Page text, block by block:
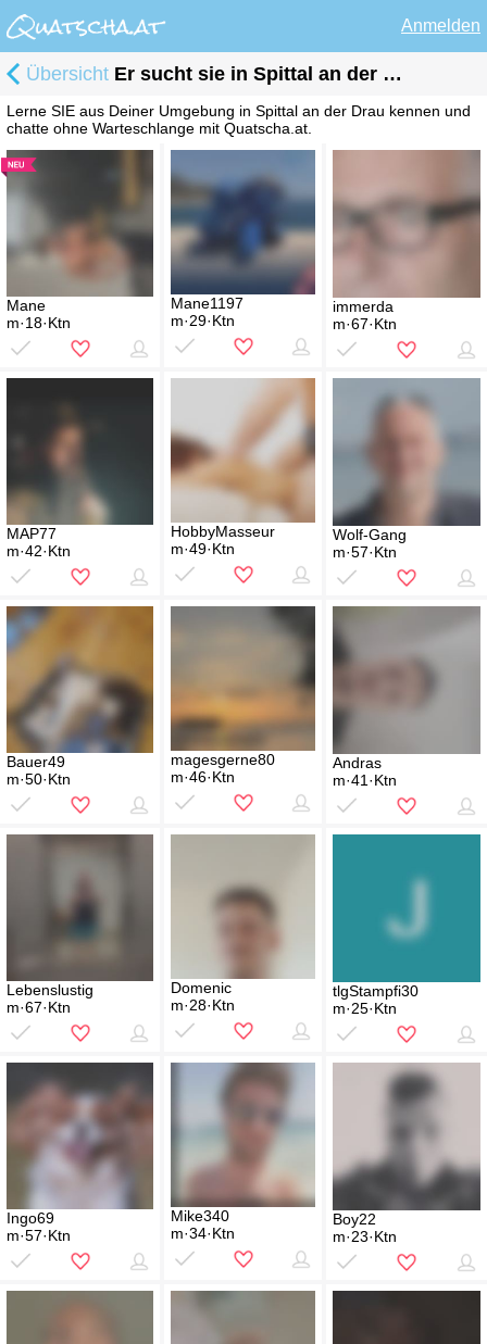
Anmelden
Übersicht Er sucht sie in Spittal an der Drau
Lerne SIE aus Deiner Umgebung in Spittal an der Drau kennen und
chatte ohne Warteschlange mit Quatscha.at.
Mane
m·18·Ktn
Mane1197
m·29·Ktn
immerda
m·67·Ktn
MAP77
m·42·Ktn
HobbyMasseur
m·49·Ktn
Wolf-Gang
m·57·Ktn
Bauer49
m·50·Ktn
magesgerne80
m·46·Ktn
Andras
m·41·Ktn
Lebenslustig
m·67·Ktn
Domenic
m·28·Ktn
tlgStampfi30
m·25·Ktn
Ingo69
m·57·Ktn
Mike340
m·34·Ktn
Boy22
m·23·Ktn